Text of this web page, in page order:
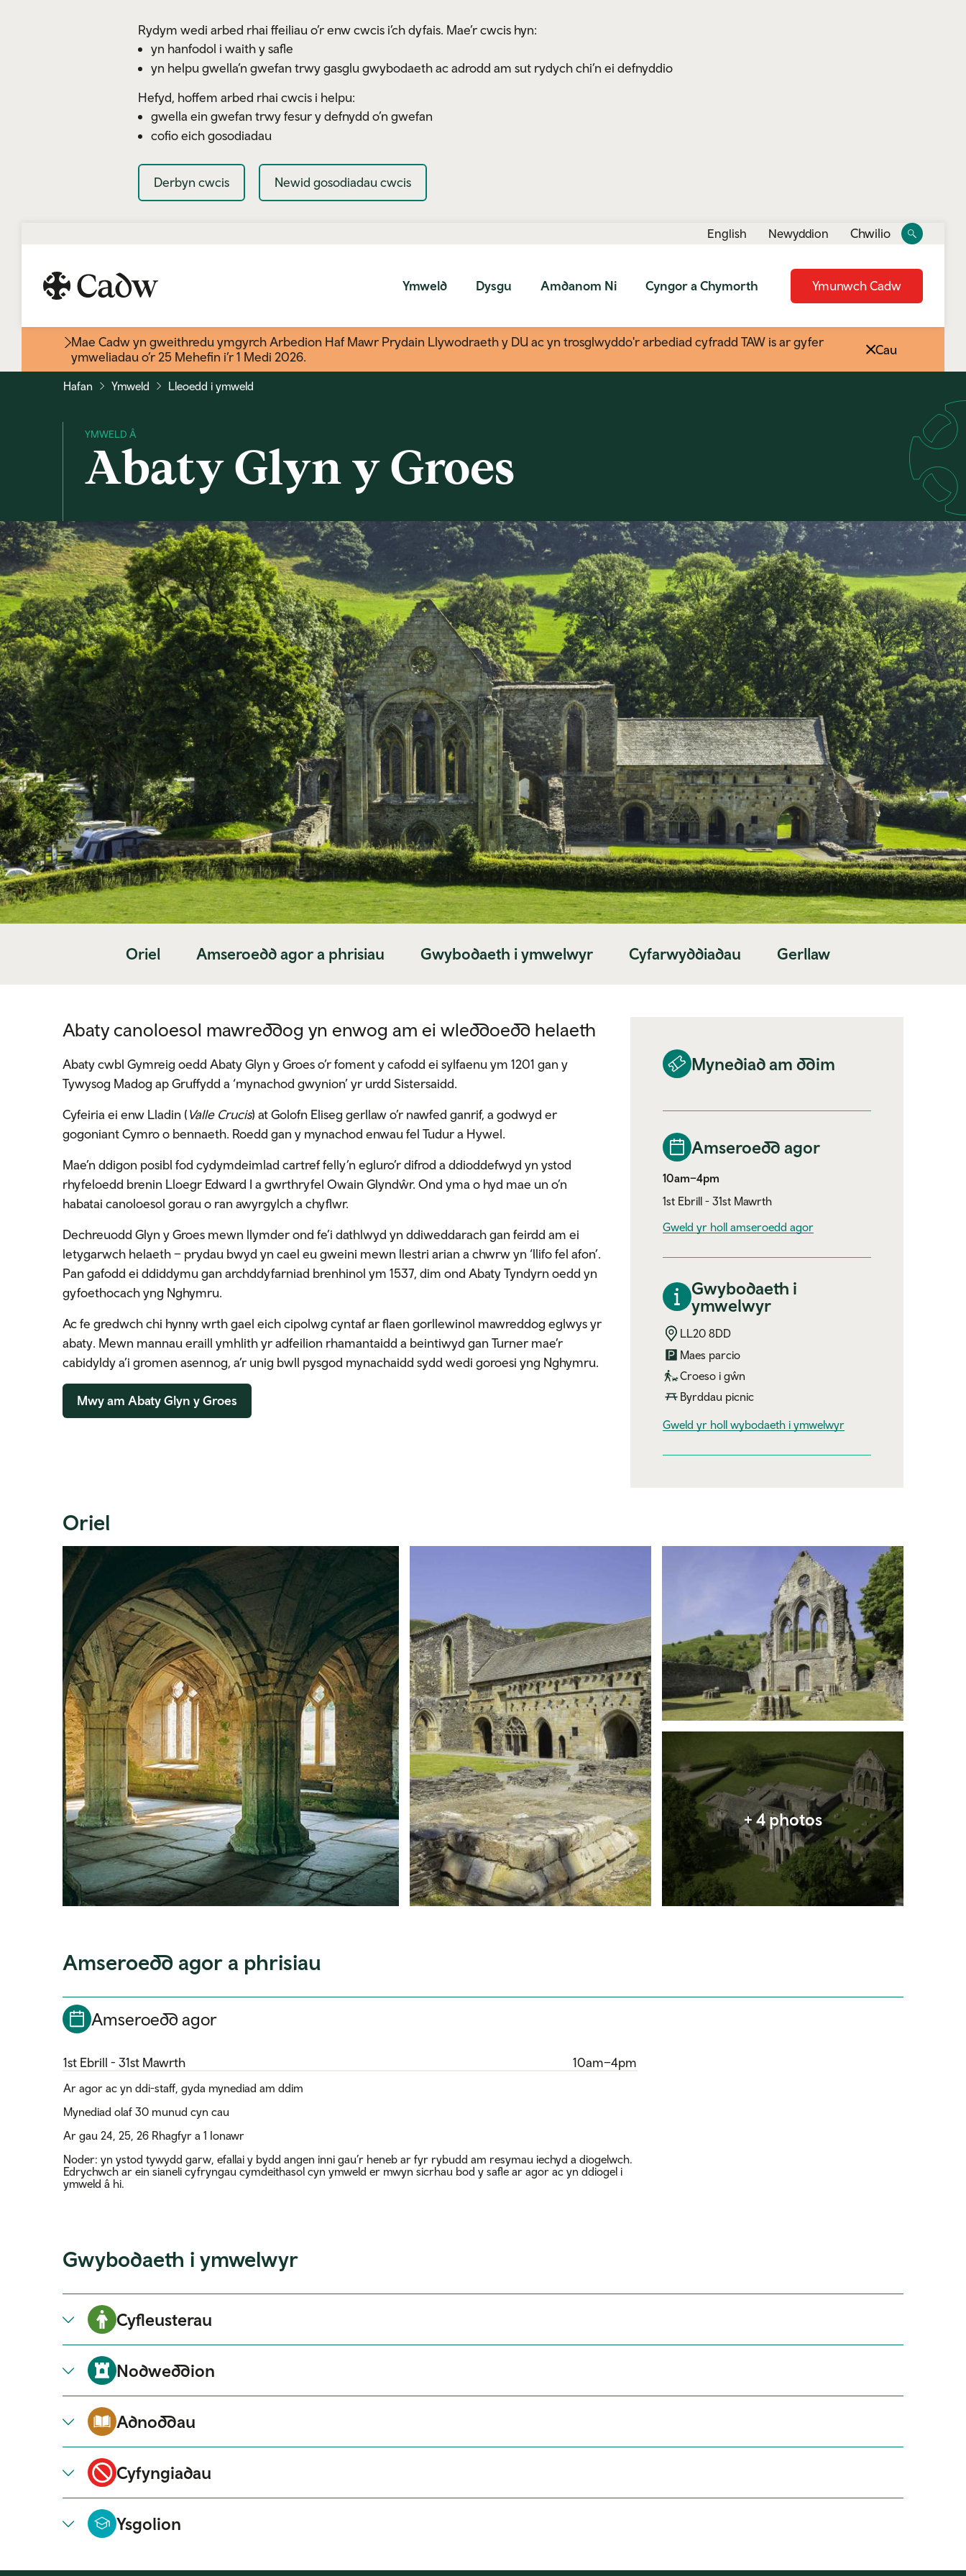
Rydym wedi arbed rhai ffeiliau o’r enw cwcis i’ch dyfais. Mae’r cwcis hyn:
yn hanfodol i waith y safle
yn helpu gwella’n gwefan trwy gasglu gwybodaeth ac adrodd am sut rydych chi’n ei defnyddio
Hefyd, hoffem arbed rhai cwcis i helpu:
gwella ein gwefan trwy fesur y defnydd o’n gwefan
cofio eich gosodiadau
Derbyn cwcis Newid gosodiadau cwcis
English Newyddion Toggle
Chwilio
Toggle
search
Ymweld Dysgu Amdanom Ni Cyngor a Chymorth Ymunwch Cadw
Mae Cadw yn gweithredu ymgyrch Arbedion Haf Mawr Prydain Llywodraeth y DU ac yn trosglwyddo'r arbediad cyfradd TAW is ar gyfer
ymweliadau o’r 25 Mehefin i’r 1 Medi 2026.
Cau
Hafan Ymweld Lleoedd i ymweld
Abaty Glyn y Groes
Oriel Amseroedd agor a phrisiau Gwybodaeth i ymwelwyr Cyfarwyddiadau Gerllaw
Mynediad am ddim
Amseroedd agor
10am–4pm
1st Ebrill - 31st Mawrth
Gweld yr holl amseroedd agor
Gwybodaeth i
ymwelwyr
LL20 8DD
Maes parcio
Croeso i gŵn
Byrddau picnic
Gweld yr holl wybodaeth i ymwelwyrvisitor information
Abaty canoloesol mawreddog yn enwog am ei wleddoedd helaeth
Abaty cwbl Gymreig oedd Abaty Glyn y Groes o’r foment y cafodd ei sylfaenu ym 1201 gan y
Tywysog Madog ap Gruffydd a ‘mynachod gwynion’ yr urdd Sistersaidd.
Cyfeiria ei enw Lladin (Valle Crucis) at Golofn Eliseg gerllaw o’r nawfed ganrif, a godwyd er
gogoniant Cymro o bennaeth. Roedd gan y mynachod enwau fel Tudur a Hywel.
Mae’n ddigon posibl fod cydymdeimlad cartref felly’n egluro’r difrod a ddioddefwyd yn ystod
rhyfeloedd brenin Lloegr Edward I a gwrthryfel Owain Glyndŵr. Ond yma o hyd mae un o’n
habatai canoloesol gorau o ran awyrgylch a chyflwr.
Dechreuodd Glyn y Groes mewn llymder ond fe’i dathlwyd yn ddiweddarach gan feirdd am ei
letygarwch helaeth – prydau bwyd yn cael eu gweini mewn llestri arian a chwrw yn ‘llifo fel afon’.
Pan gafodd ei ddiddymu gan archddyfarniad brenhinol ym 1537, dim ond Abaty Tyndyrn oedd yn
gyfoethocach yng Nghymru.
Ac fe gredwch chi hynny wrth gael eich cipolwg cyntaf ar flaen gorllewinol mawreddog eglwys yr
abaty. Mewn mannau eraill ymhlith yr adfeilion rhamantaidd a beintiwyd gan Turner mae’r
cabidyldy a’i gromen asennog, a’r unig bwll pysgod mynachaidd sydd wedi goroesi yng Nghymru.
Mwy am Abaty Glyn y Groes
Oriel
Expand image
Amseroedd agor a phrisiau
Amseroedd agor
1st Ebrill - 31st Mawrth 10am–4pm
Ar agor ac yn ddi-staff, gyda mynediad am ddim
Mynediad olaf 30 munud cyn cau
Ar gau 24, 25, 26 Rhagfyr a 1 Ionawr
Noder: yn ystod tywydd garw, efallai y bydd angen inni gau’r heneb ar fyr rybudd am resymau iechyd a diogelwch.
Edrychwch ar ein sianeli cyfryngau cymdeithasol cyn ymweld er mwyn sicrhau bod y safle ar agor ac yn ddiogel i
ymweld â hi.
Gwybodaeth i ymwelwyr
Cyfleusterau
Nodweddion
Adnoddau
Cyfyngiadau
Ysgolion